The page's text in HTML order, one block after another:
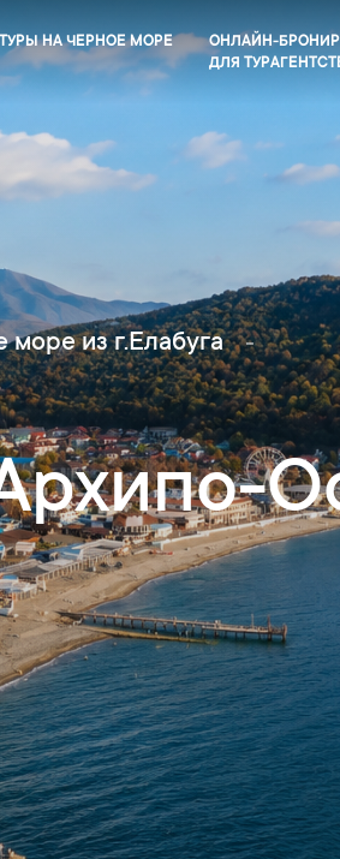
ТУРЫ НА ЧЕРНОЕ МОРЕ
ОНЛАЙН-
ДЛЯ
из г.Елабуга